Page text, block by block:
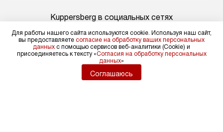
Kuppersberg в социальных сетях
Для физических лиц
shop@kuppers-russia.ru
Для юридических лиц
Для работы нашего сайта используются cookie. Используя наш сайт,
вы предоставляете согласие на обработку ваших персональных
данных с помощью сервисов веб-аналитики (Cookie) и
присоединяетесь к тексту «Согласия на обработку персональных
данных»
Соглашаюсь